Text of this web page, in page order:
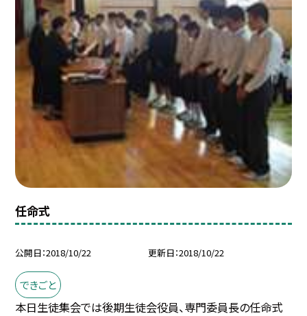
任命式
公開日 2018/10/22 更新日 2018/10/22
できごと
本日生徒集会では後期生徒会役員、専門委員長の任命式